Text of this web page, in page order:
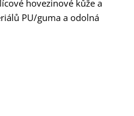
hovezinové kůže a
PU/guma a odolná